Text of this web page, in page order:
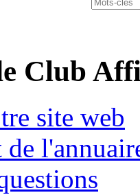
Club
site web
de